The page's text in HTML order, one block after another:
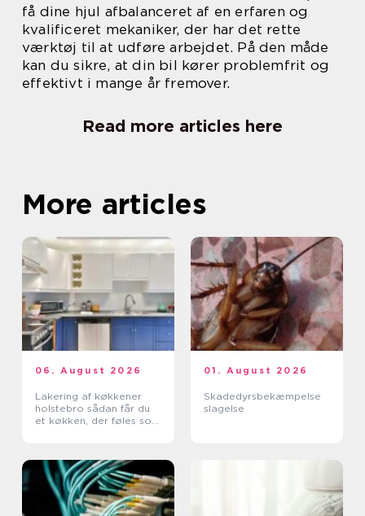
få dine hjul afbalanceret af en erfaren og
kvalificeret mekaniker, der har det rette
værktøj til at udføre arbejdet. På den måde
kan du sikre, at din bil kører problemfrit og
effektivt i mange år fremover.
Read more articles here
More articles
06. August 2026
Lakering af køkkener
holstebro sådan får du
et køkken, der føles som
01. August 2026
Skadedyrsbekæmpelse
slagelse